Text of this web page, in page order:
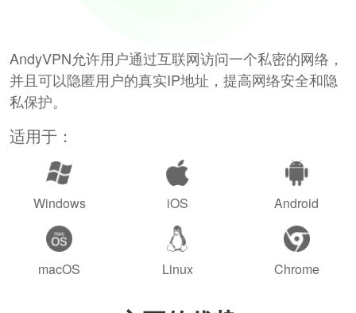
AndyVPN允许用户通过互联网访问一个私密的网络，
并且可以隐匿用户的真实IP地址，提高网络安全和隐
私保护。
适用于：
Windows iOS Android
macOS Linux Chrome